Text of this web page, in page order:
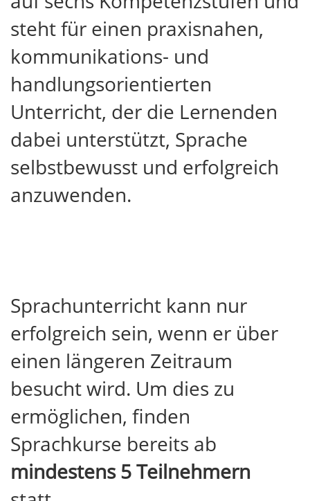
steht für einen praxisnahen,
kommunikations- und
handlungsorientierten
Unterricht, der die Lernenden
dabei unterstützt, Sprache
selbstbewusst und erfolgreich
anzuwenden.
Sprachunterricht kann nur
erfolgreich sein, wenn er über
einen längeren Zeitraum
besucht wird. Um dies zu
ermöglichen, finden
Sprachkurse bereits ab
mindestens 5 Teilnehmern